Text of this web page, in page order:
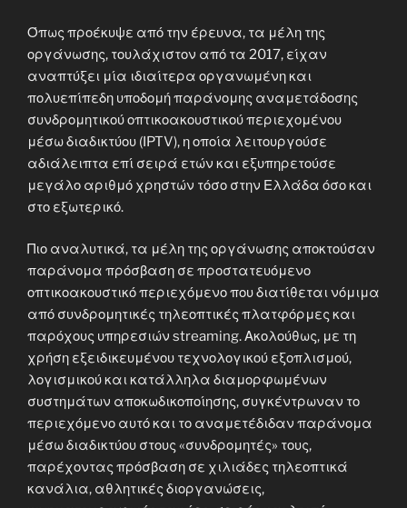
Όπως προέκυψε από την έρευνα, τα μέλη της
οργάνωσης, τουλάχιστον από τα 2017, είχαν
αναπτύξει μία ιδιαίτερα οργανωμένη και
πολυεπίπεδη υποδομή παράνομης αναμετάδοσης
συνδρομητικού οπτικοακουστικού περιεχομένου
μέσω διαδικτύου (IPTV), η οποία λειτουργούσε
αδιάλειπτα επί σειρά ετών και εξυπηρετούσε
μεγάλο αριθμό χρηστών τόσο στην Ελλάδα όσο και
στο εξωτερικό.
Πιο αναλυτικά, τα μέλη της οργάνωσης αποκτούσαν
παράνομα πρόσβαση σε προστατευόμενο
οπτικοακουστικό περιεχόμενο που διατίθεται νόμιμα
από συνδρομητικές τηλεοπτικές πλατφόρμες και
παρόχους υπηρεσιών streaming. Ακολούθως, με τη
χρήση εξειδικευμένου τεχνολογικού εξοπλισμού,
λογισμικού και κατάλληλα διαμορφωμένων
συστημάτων αποκωδικοποίησης, συγκέντρωναν το
περιεχόμενο αυτό και το αναμετέδιδαν παράνομα
μέσω διαδικτύου στους «συνδρομητές» τους,
παρέχοντας πρόσβαση σε χιλιάδες τηλεοπτικά
κανάλια, αθλητικές διοργανώσεις,